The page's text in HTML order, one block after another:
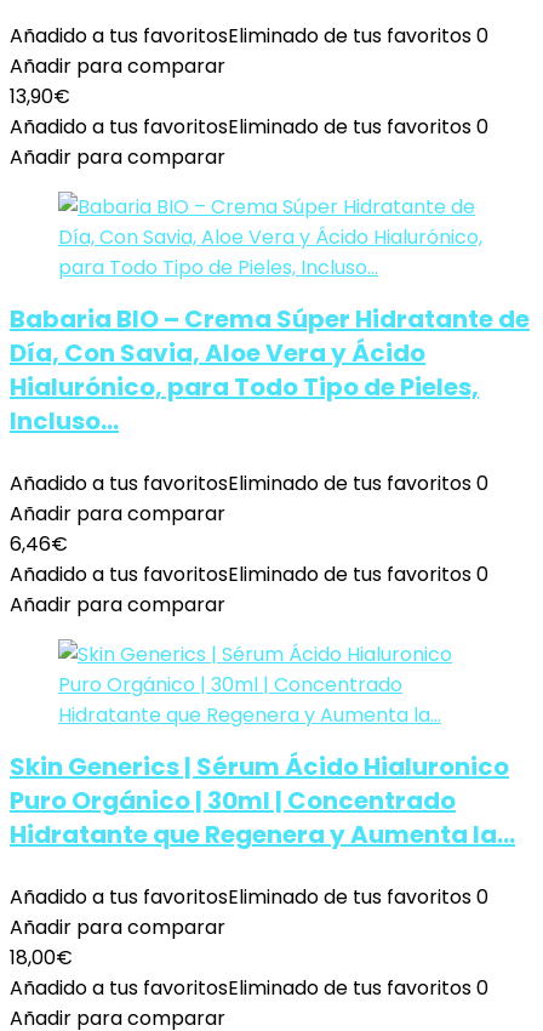
Añadido a tus favoritosEliminado de tus favoritos0
Añadir para comparar
13,90€
Añadido a tus favoritosEliminado de tus favoritos0
Añadir para comparar
Babaria BIO – Crema Súper Hidratante de
Día, Con Savia, Aloe Vera y Ácido
Hialurónico, para Todo Tipo de Pieles,
Incluso…
Añadido a tus favoritosEliminado de tus favoritos0
Añadir para comparar
6,46€
Añadido a tus favoritosEliminado de tus favoritos0
Añadir para comparar
Skin Generics | Sérum Ácido Hialuronico
Puro Orgánico | 30ml | Concentrado
Hidratante que Regenera y Aumenta la…
Añadido a tus favoritosEliminado de tus favoritos0
Añadir para comparar
18,00€
Añadido a tus favoritosEliminado de tus favoritos0
Añadir para comparar